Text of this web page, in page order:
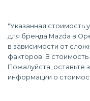
*Указанная стоимость
для бренда Mazda в
в зависимости от
факторов. В
Пожалуйста, оставьте
информации о